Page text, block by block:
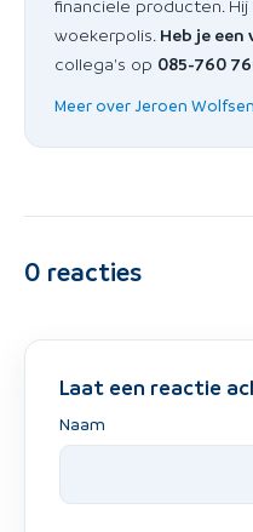
financiele producten.
woekerpolis. Heb je een
collega's op 085-760
Meer over Jeroen
0 reacties
Laat een reactie
Naam